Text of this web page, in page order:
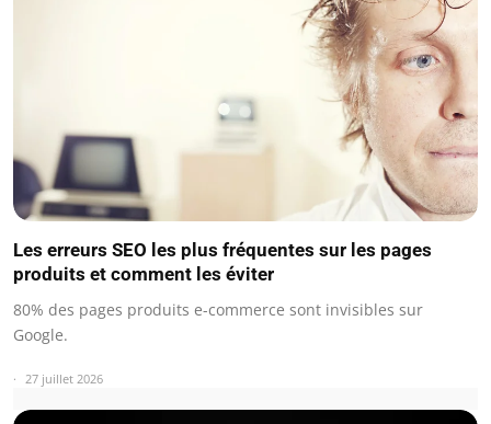
Les erreurs SEO les plus fréquentes sur les pages
produits et comment les éviter
80% des pages produits e-commerce sont invisibles sur
Google.
27 juillet 2026